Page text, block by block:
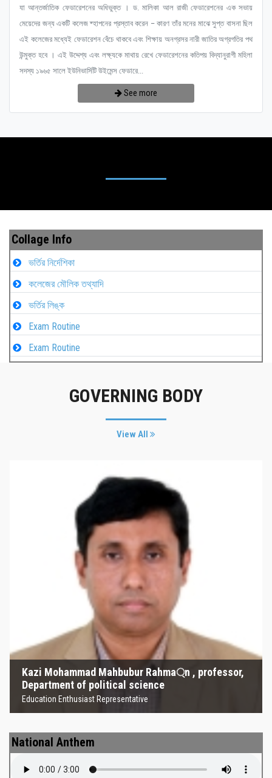
যা আন্তর্জাতিক ফেডারেশনের অধিভুক্ত । ড. মালিকা আল রাজী ফেডারেশনের এক সভায়
মেয়েদের জন্য একটি কলেজ ষ্হাপনের প্রস্তাব করেন – কারণ তাঁর মনের মাঝে সুপ্ত বাসনা ছিল
এই কলেজের মধ্যেই ফেডারেশন বেঁচে থাকবে এবং শিক্ষায় অনগ্রসর নারী জাতির অগ্রগতির পথ
উন্মুক্ত হবে । এই উদ্দেশ্য এবং লক্ষ্যকে মাথায় রেখে ফেডারেশনের কতিপয় বিদ্যানুরাগী মহিলা
সদস্য ১৯৬৫ সালে ইউনিভার্সিটি উইমেন্স ফেডারে...
See more
Collage Info
ভর্তির নির্দেশিকা
কলেজের মৌলিক তথ্যাদি
ভর্তির লিঙ্ক
Exam Routine
Exam Routine
GOVERNING BODY
View All
Kazi Mohammad Mahbubur Rahma্‌n , professor,
Department of political science
Education Enthusiast Representative
Kazi Mohammad Mahbubur
Rahma্‌n , professor, Department
of political science
Education Enthusiast Representative
National Anthem